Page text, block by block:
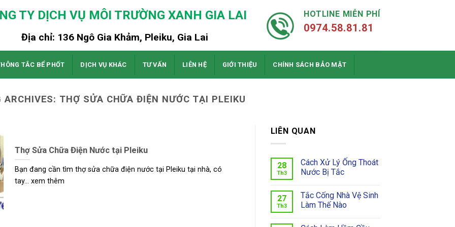
TY DỊCH VỤ MÔI TRƯỜNG XANH GIA LAI
Địa chỉ: 136 Ngô Gia Khảm, Pleiku, Gia Lai
HOTLINE MIỄN PHÍ
0974.58.81.81
TẮC BỂ PHỐT DỊCH VỤ KHÁC TƯ VẤN LIÊN HỆ GIỚI THIỆU CHÍNH SÁCH BẢO MẬT
ARCHIVES: THỢ SỬA CHỮA ĐIỆN NƯỚC TẠI PLEIKU
Thợ Sửa Chữa Điện Nước tại Pleiku
Bạn đang cần tìm thợ sửa chữa điện nước tại Pleiku tại nhà, có
tay... xem thêm
LIÊN QUAN
28
Th3
Cách Xử Lý Ống Thoát
Nước Bị Tắc
27
Th3
Tắc Cống Nhà Vệ Sinh
Làm Thế Nào